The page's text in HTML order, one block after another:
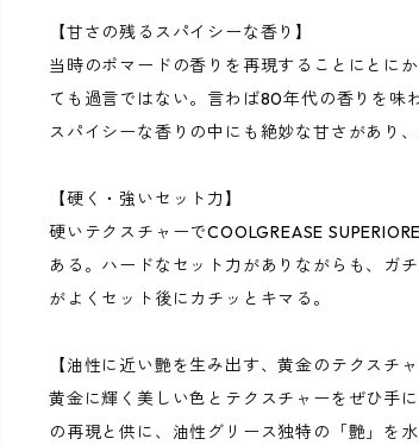
【甘さの残るスパイシーな香り】
当時のポマードの香りを再現することにとに
ても過言ではない。言わば80年代の香りを味
スパイシーな香りの中にも絶妙な甘さがあり
【硬く・強いセット力】
硬いテクスチャーでCOOLGREASE
ある。ハードなセット力がありながらも、ガ
がよくセット後にカチッとキマる。
【油性に近い艶を生み出す、黄金のテクスチャ
黄金に輝く美しい色とテクスチャーをぜひ手
の再現と供に、油性グリース独特の「艶」を